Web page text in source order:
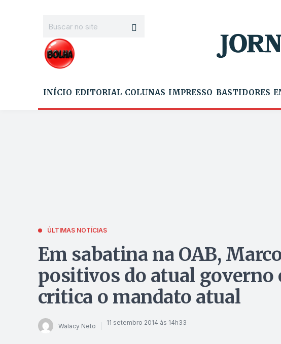
INÍCIO EDITORIAL COLUNAS IMPRESSO BASTIDORES
ÚLTIMAS NOTÍCIAS
Em sabatina na OAB,
positivos do atual governo
critica o mandato atual
Walacy Neto 11 setembro 2014 às 14h33